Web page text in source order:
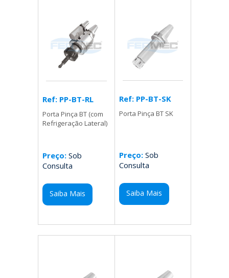
Ref: PP-BT-RL
Porta Pinça BT (com
Refrigeração Lateral)
Preço: Sob
Consulta
Saiba Mais
Ref: PP-BT-SK
Porta Pinça BT SK
Preço:Sob
Consulta
Saiba Mais